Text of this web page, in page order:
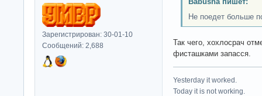
Зарегистрирован: 30-01-10
Сообщений: 2,688
Не поедет больше
Так чего, хохлосрач
фисташками запасся.
Yesterday it worked.
Today it is not working.